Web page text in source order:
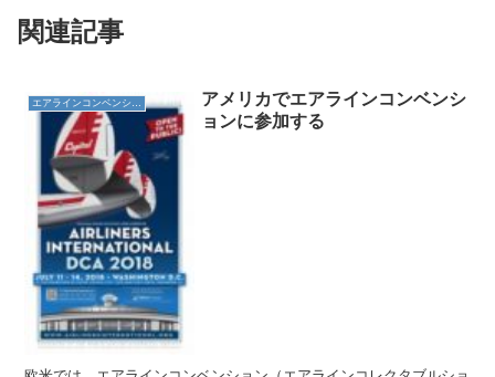
関連記事
エアラインコンベンション
アメリカでエアラインコンベンシ
ョンに参加する